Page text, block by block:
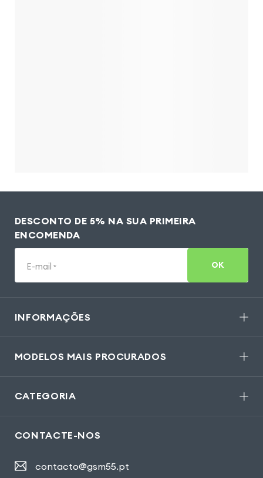
DESCONTO DE 5% NA SUA PRIMEIRA
ENCOMENDA
E-mail * OK
INFORMAÇÕES
MODELOS MAIS PROCURADOS
CATEGORIA
CONTACTE-NOS
contacto@gsm55.pt